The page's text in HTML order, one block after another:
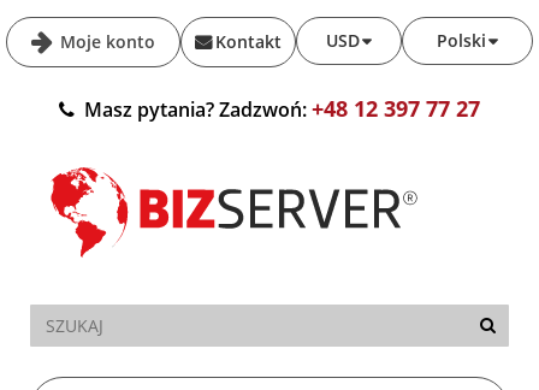
Moje konto Polski
USD
Kontakt
Masz pytania? Zadzwoń:+48 12 397 77 27